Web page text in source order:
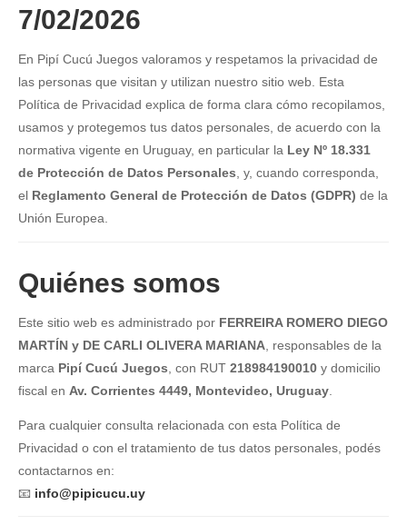
7/02/2026
En Pipí Cucú Juegos valoramos y respetamos la privacidad de
las personas que visitan y utilizan nuestro sitio web. Esta
Política de Privacidad explica de forma clara cómo recopilamos,
usamos y protegemos tus datos personales, de acuerdo con la
normativa vigente en Uruguay, en particular la Ley Nº 18.331
de Protección de Datos Personales , y, cuando corresponda,
el Reglamento General de Protección de Datos (GDPR) de la
Unión Europea.
Quiénes somos
Este sitio web es administrado por FERREIRA ROMERO DIEGO
MARTÍN y DE CARLI OLIVERA MARIANA , responsables de la
marca Pipí Cucú Juegos , con RUT 218984190010 y domicilio
fiscal en Av. Corrientes 4449, Montevideo, Uruguay
Para cualquier consulta relacionada con esta Política de
Privacidad o con el tratamiento de tus datos personales, podés
contactarnos en:
📧 info@pipicucu.uy